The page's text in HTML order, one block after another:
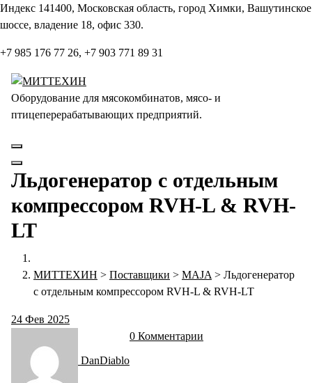
Перейти
к
Индекс 141400, Московская область, город Химки, Вашутинское
шоссе, владение 18, офис 330.
+7 985 176 77 26, +7 903 771 89 31
Оборудование для мясокомбинатов, мясо- и
птицеперерабатывающих предприятий.
Льдогенератор с отдельным
компрессором RVH-L & RVH-
LT
МИТТЕХИН > Поставщики > MAJA > Льдогенератор
с отдельным компрессором RVH-L & RVH-LT
24 Фев 2025
DanDiablo
0 Комментарии